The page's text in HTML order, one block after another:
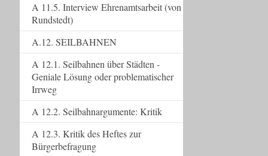
A 11.5. Interview Ehrenamtsarbeit (von
Rundstedt)
A.12. SEILBAHNEN
A 12.1. Seilbahnen über Städten -
Geniale Lösung oder problematischer
Irrweg
A 12.2. Seilbahnargumente: Kritik
A 12.3. Kritik des Heftes zur
Bürgerbefragung